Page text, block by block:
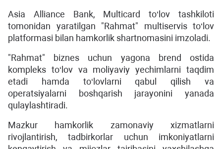
Asia Alliance Bank, Multicard to‘lov tashkiloti
tomonidan yaratilgan "Rahmat" multiservis to‘lov
platformasi bilan hamkorlik shartnomasini imzoladi.
"Rahmat" biznes uchun yagona brend ostida
kompleks to‘lov va moliyaviy yechimlarni taqdim
etadi hamda to‘lovlarni qabul qilish va
operatsiyalarni boshqarish jarayonini yanada
qulaylashtiradi.
Mazkur hamkorlik zamonaviy xizmatlarni
rivojlantirish, tadbirkorlar uchun imkoniyatlarni